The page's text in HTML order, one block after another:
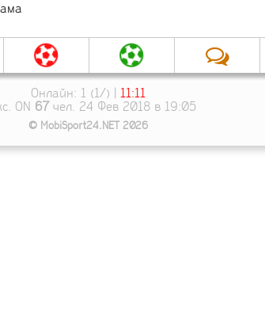
Онлайн: 1 (1/) | 11:11
ON 67чел. 24 Фев 2018 в 19:05
© MobiSport24.NET 2026